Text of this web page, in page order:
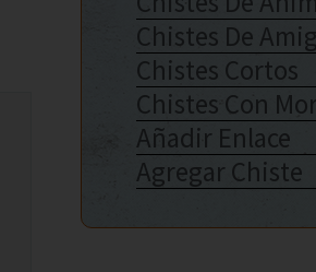
Chistes De
Chistes Cortos
Chistes Con
Añadir Enlace
Agregar Chiste